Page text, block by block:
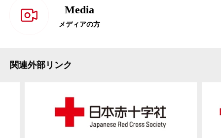
Media
メディアの方
関連外部リンク